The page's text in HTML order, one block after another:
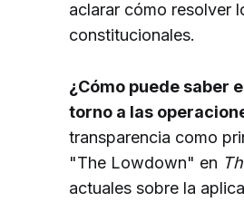
aclarar cómo resolver
constitucionales.
¿Cómo puede saber
torno a las
transparencia como
"The Lowdown" en
actuales sobre la